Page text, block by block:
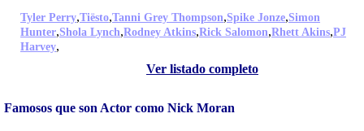
Tyler Perry,Tiësto,Tanni Grey Thompson,Spike Jonze,Simon
Hunter,Shola Lynch,Rodney Atkins,Rick Salomon,Rhett Akins,PJ
Harvey,
Ver listado completo
Famosos que son Actor como Nick Moran